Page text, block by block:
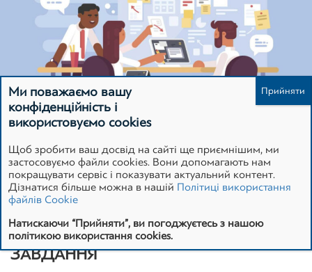
ЗАМОВНИК
Приватне акціонерне товариство «СЄВЄРОДОНЕЦЬКЕ
ЗАВДАННЯ
Ми поважаємо вашу
конфіденційність і
використовуємо cookies
Щоб зробити ваш досвід на сайті ще приємнішим, ми
застосовуємо файли cookies. Вони допомагають нам
покращувати сервіс і показувати актуальний контент.
Дізнатися більше можна в нашій Політиці використання
файлів Cookie
Натискаючи “Прийняти”, ви погоджуєтесь з нашою
політикою використання cookies.